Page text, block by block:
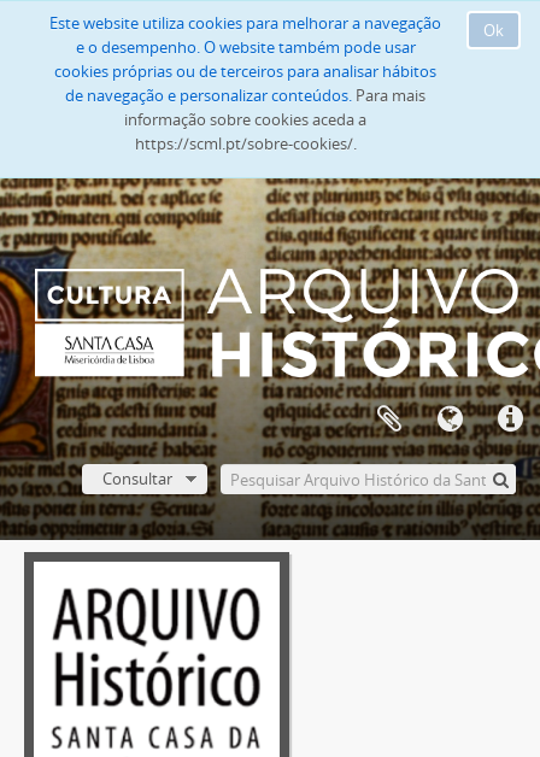
Ok
Este website utiliza cookies para melhorar a navegação
e o desempenho. O website também pode usar
cookies próprias ou de terceiros para analisar hábitos
de navegação e personalizar conteúdos. Para mais
informação sobre cookies aceda a
https://scml.pt/sobre-cookies/.
Consultar